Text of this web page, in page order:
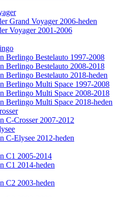
Grand Voyager 2006-heden
Voyager 2001-2006
Berlingo Bestelauto 1997-2008
Berlingo Bestelauto 2008-2018
Berlingo Bestelauto 2018-heden
Berlingo Multi Space 1997-2008
Berlingo Multi Space 2008-2018
Berlingo Multi Space 2018-heden
C-Crosser 2007-2012
C-Elysee 2012-heden
C1 2005-2014
C1 2014-heden
C2 2003-heden